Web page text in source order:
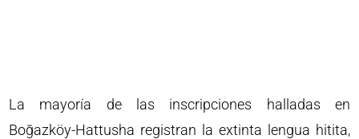
La mayoría de las inscripciones halladas en
Boğazköy-Hattusha registran la extinta lengua hitita,